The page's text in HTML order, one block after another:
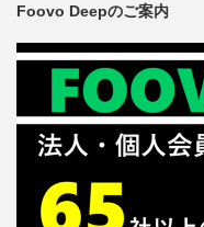
Foovo Deepのご案内